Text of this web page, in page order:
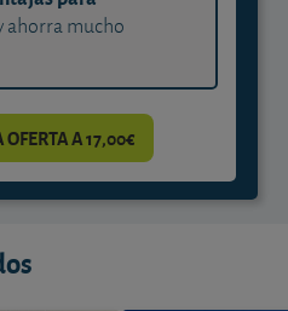
ahorra mucho
OFERTA A 17,00€